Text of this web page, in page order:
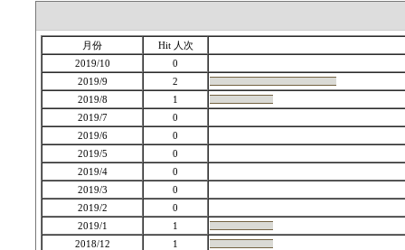
月份
Hit 人次
2019/10
0
2019/9
2
2019/8
1
2019/7
0
2019/6
0
2019/5
0
2019/4
0
2019/3
0
2019/2
0
2019/1
1
2018/12
1